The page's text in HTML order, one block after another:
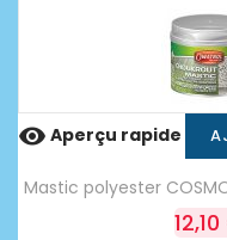
 Aperçu rapide
Mastic polyester